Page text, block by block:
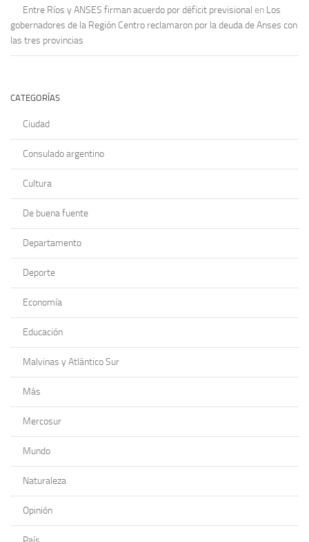
Entre Ríos y ANSES firman acuerdo por déficit previsional en Los
gobernadores de la Región Centro reclamaron por la deuda de Anses con
las tres provincias
CATEGORÍAS
Ciudad
Consulado argentino
Cultura
De buena fuente
Departamento
Deporte
Economía
Educación
Malvinas y Atlántico Sur
Más
Mercosur
Mundo
Naturaleza
Opinión